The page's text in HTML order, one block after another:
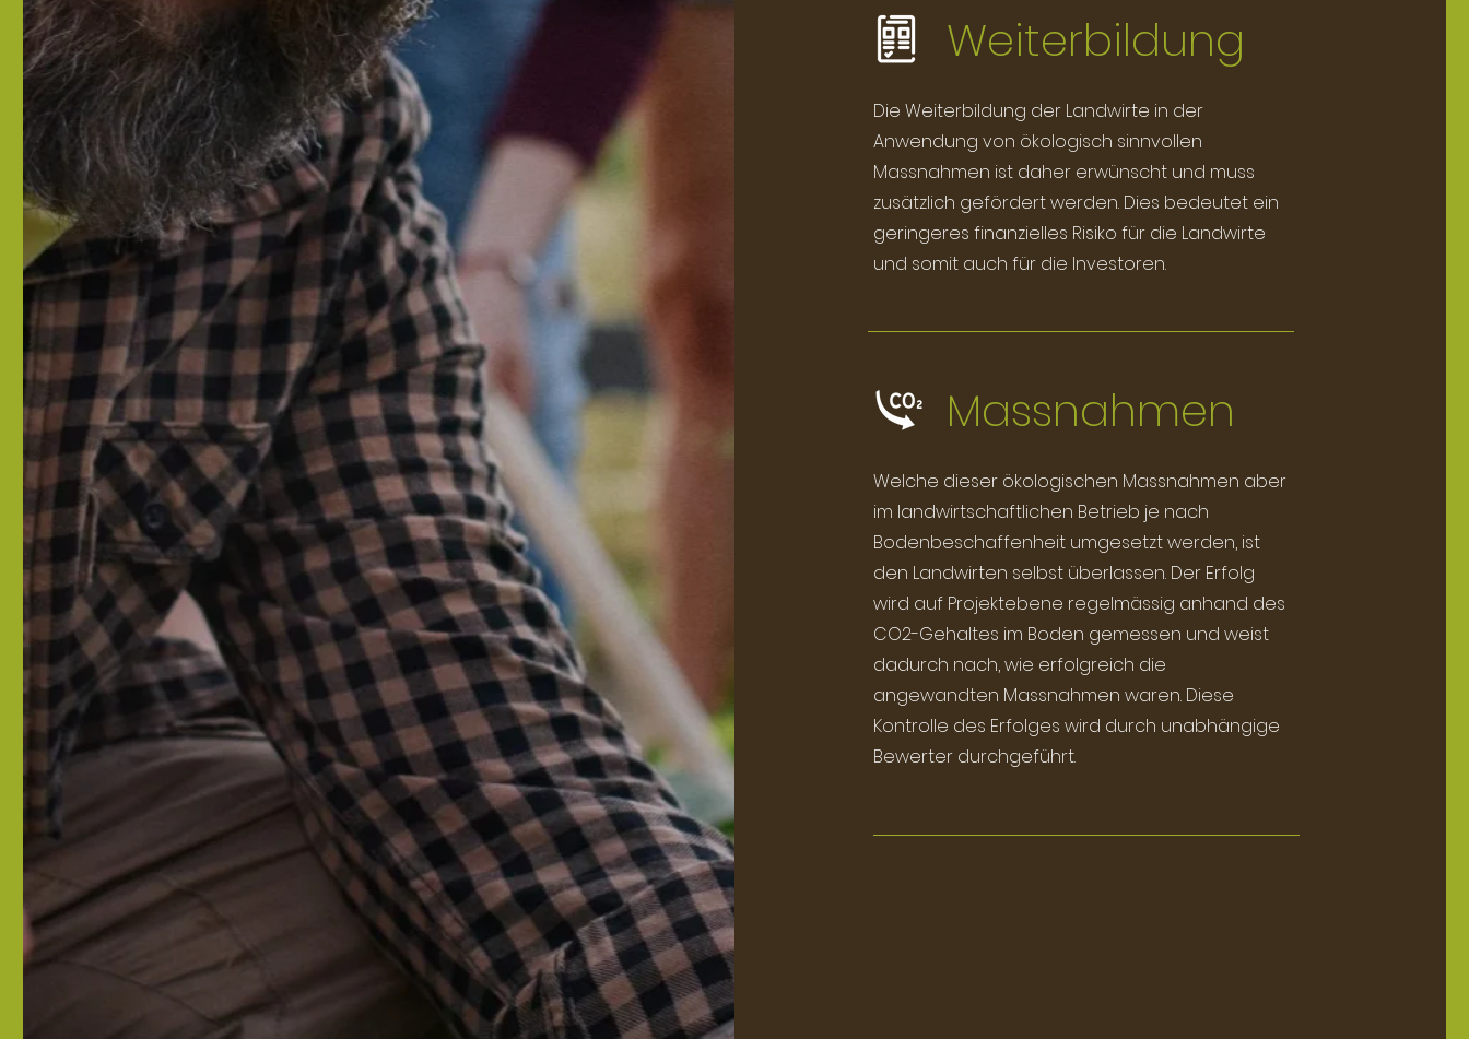
Weiterbildung
Die Weiterbildung der Landwirte in der
Anwendung von ökologisch sinnvollen
Massnahmen ist daher erwünscht und muss
zusätzlich gefördert werden. Dies bedeutet ein
geringeres finanzielles Risiko für die Landwirte
und somit auch für die Investoren.
Massnahmen
Welche dieser ökologischen Massnahmen aber
im landwirtschaftlichen Betrieb je nach
Bodenbeschaffenheit umgesetzt werden, ist
den Landwirten selbst überlassen. Der Erfolg
wird auf Projektebene regelmässig anhand des
CO2-Gehaltes im Boden gemessen und weist
dadurch nach, wie erfolgreich die
angewandten Massnahmen waren. Diese
Kontrolle des Erfolges wird durch unabhängige
Bewerter durchgeführt.